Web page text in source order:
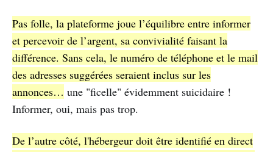
Pas folle, la plateforme joue l’équilibre entre informer
et percevoir de l’argent, sa convivialité faisant la
différence. Sans cela, le numéro de téléphone et le mail
des adresses suggérées seraient inclus sur les
annonces… une "ficelle" évidemment suicidaire !
Informer, oui, mais pas trop.
De l’autre côté, l'hébergeur doit être identifié en direct